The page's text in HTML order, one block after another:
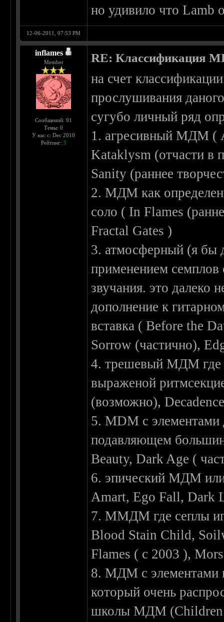
но удивило что Lamb
12-06-2011, 07:53 PM
inflames
Member
Сообщений: 91
Темы: 0
У нас с: Dec 2010
Рейтинг: 5
RE: Классификация
на счет
прослушивания
сугубо личный ряд
1. агресивный МДМ (
Kataklysm (отчасти в
Sanity (раннее
2. МДМ как
соло ( In Flames
Fractal Gates )
3. атмосферный (я бы
применением
звучания. это
дополнение к
вставка ( Before the
Sorrow (частично),
4. трешевый МДМ где
выраженой
(возможно),
5. MDM c элементами
подавляющем
Beauty, Dark Age (
6. эпический МДМ
Amart, Ego Fall, Dark
7. ММДМ где сеплы
Blood Stain Child,
Flames ( c 2003 ),
8. МДМ с элементами
который очень
школы МДМ (Children